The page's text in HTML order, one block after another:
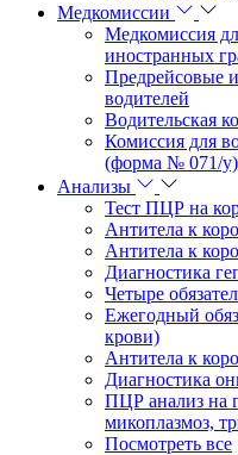
Медкомиссии
Медкомиссия
иностранных
Предрейсовые
водителей
Водительская
Комиссия для
(форма № 071/у)
Анализы
Тест ПЦР на
Антитела к
Антитела к
Диагностика
Четыре
Ежегодный
крови)
Антитела к
Диагностика
ПЦР анализ на
микоплазмоз,
Посмотреть все